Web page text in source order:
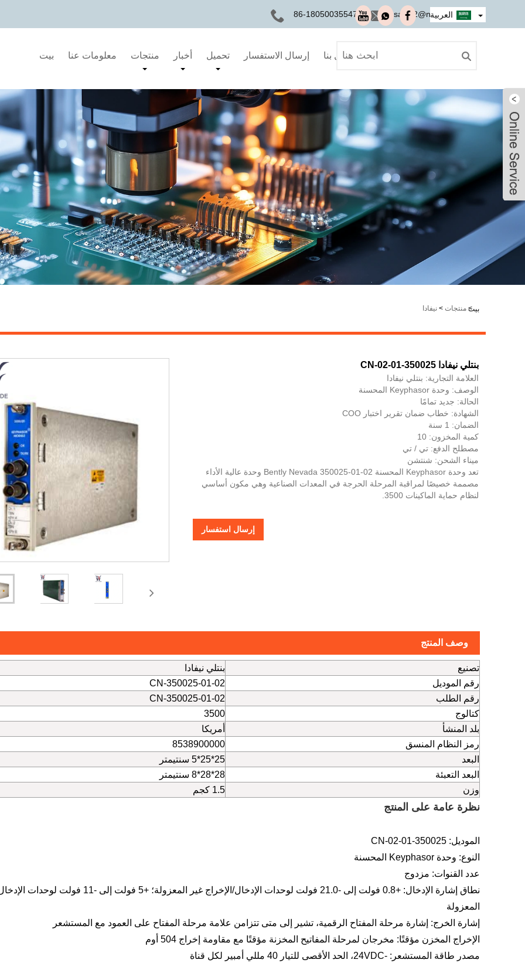
+86-18050035547 sales2@nseauto.com
العربية
بيت معلومات عنا منتجات أخبار تحميل إرسال الاستفسار اتصل بنا
بيت
> منتجات >نيفادا
بنتلي نيفادا 350025-01-02-CN
العلامة التجارية: بنتلي نيفادا
الوصف: وحدة Keyphasor المحسنة
الحالة: جديد تمامًا
الشهادة: خطاب ضمان تقرير اختبار COO
الضمان: 1 سنة
كمية المخزون: 10
مصطلح الدفع: تي / تي
ميناء الشحن: شنتشن
تعد وحدة Keyphasor المحسنة Bently Nevada 350025-01-02 وحدة عالية الأداء
مصممة خصيصًا لمراقبة المرحلة الحرجة في المعدات الصناعية وهي مكون أساسي
لنظام حماية الماكينات 3500.
إرسال استفسار
وصف المنتج
تصنيع
بنتلي نيفادا
رقم الموديل
350025-01-02-CN
رقم الطلب
350025-01-02-CN
كتالوج
3500
بلد المنشأ
أمريكا
رمز النظام المنسق
8538900000
البعد
25*25*5 سنتيمتر
البعد التعبئة
28*28*8 سنتيمتر
وزن
1.5 كجم
نظرة عامة على المنتج
الموديل: 350025-01-02-CN
النوع: وحدة Keyphasor المحسنة
عدد القنوات: مزدوج
نطاق إشارة الإدخال: +0.8 فولت إلى -21.0 فولت لوحدات الإدخال/الإخراج غير المعزولة؛ +5
المعزولة
إشارة الخرج: إشارة مرحلة المفتاح الرقمية، تشير إلى متى تتزامن علامة مرحلة المفتاح على العمود مع المستشعر
الإخراج المخزن مؤقتًا: مخرجان لمرحلة المفاتيح المخزنة مؤقتًا مع مقاومة إخراج 504 أوم
مصدر طاقة المستشعر: -24VDC، الحد الأقصى للتيار 40 مللي أمبير لكل قناة
Ivy